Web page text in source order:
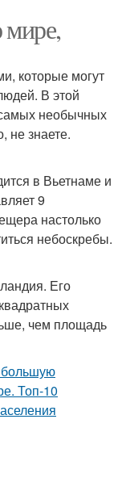
которые могут
В этой
необычных
не знаете.
в Вьетнаме и
9
настолько
небоскребы.
Его
чем площадь